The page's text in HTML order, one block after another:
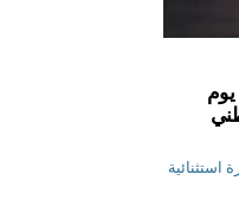
يوم
استثنائية